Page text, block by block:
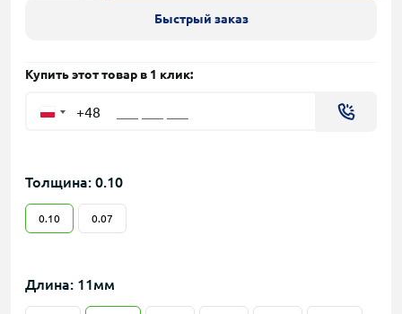
Быстрый заказ
Купить этот товар в 1 клик:
+48
Толщина: 0.10
0.10 0.07
Длина: 11мм